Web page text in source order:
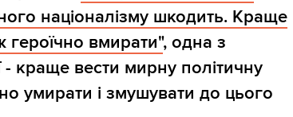
націоналізму шкодить. Краще
героїчно вмирати", одна з
краще вести мирну політичну
умирати і змушувати до цього